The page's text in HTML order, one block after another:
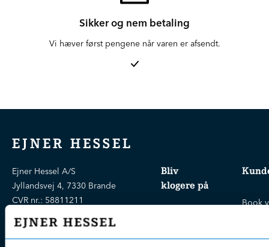
Sikker og nem betaling
Vi hæver først pengene når varen er afsendt.
EJNER HESSEL
Ejner Hessel A/S
Jyllandsvej 4, 7330 Brande
CVR nr.: 58811211
E-mail:info@hessel.dk
Bliv
klogere på
Book